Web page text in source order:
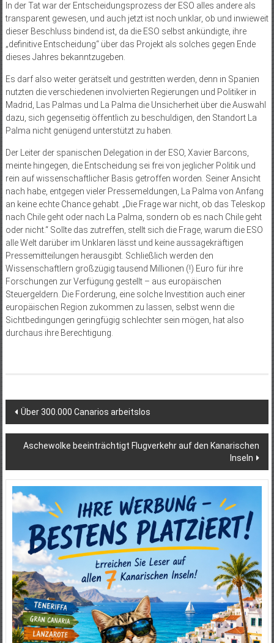
In der Tat war der Entscheidungsprozess der ESO alles andere als
transparent gewesen, und auch jetzt ist noch unklar, ob und inwieweit
dieser Beschluss bindend ist, da die ESO selbst ankündigte, ihre
„definitive Entscheidung“ über das Projekt als solches gegen Ende
dieses Jahres bekanntzugeben.
Es darf also weiter gerätselt und gestritten werden, denn in Spanien
nutzten die verschiedenen involvierten Regierungen und Politiker in
Madrid, Las Palmas und La Palma die Unsicherheit über die Auswahl
dazu, sich gegenseitig öffentlich zu beschuldigen, den Standort La
Palma nicht genügend unterstützt zu haben.
Der Leiter der spanischen Delegation in der ESO, Xavier Barcons,
meinte hingegen, die Entscheidung sei frei von jeglicher Politik und
rein auf wissenschaftlicher Basis getroffen worden. Seiner Ansicht
nach habe, entgegen vieler Pressemeldungen, La Palma von Anfang
an keine echte Chance gehabt. „Die Frage war nicht, ob das Teleskop
nach Chile geht oder nach La Palma, sondern ob es nach Chile geht
oder nicht.“ Sollte das zutreffen, stellt sich die Frage, warum die ESO
alle Welt darüber im Unklaren lässt und keine aussagekräftigen
Pressemitteilungen herausgibt. Schließlich werden den
Wissenschaftlern großzügig tausend Millionen (!) Euro für ihre
Forschungen zur Verfügung gestellt – aus europäischen
Steuergeldern. Die Forderung, eine solche Investition auch einer
europäischen Region zukommen zu lassen, selbst wenn die
Sichtbedingungen geringfügig schlechter sein mögen, hat also
durchaus ihre Berechtigung.
Beitragsnavigation
Über 300.000 Canarios arbeitslos
Aschewolke beeinträchtigt Flugverkehr auf den Kanarischen
Inseln